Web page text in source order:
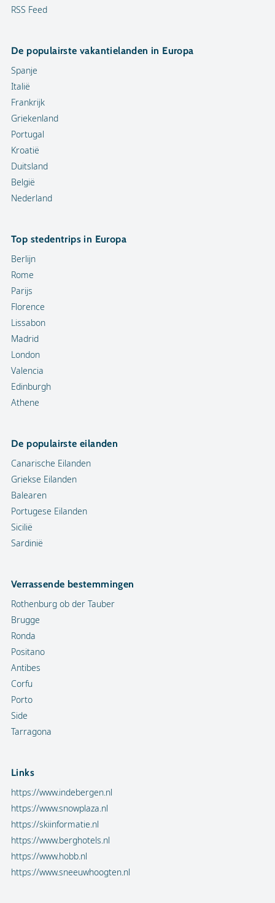
RSS Feed
De populairste vakantielanden in Europa
Spanje
Italië
Frankrijk
Griekenland
Portugal
Kroatië
Duitsland
België
Nederland
Top stedentrips in Europa
Berlijn
Rome
Parijs
Florence
Lissabon
Madrid
London
Valencia
Edinburgh
Athene
De populairste eilanden
Canarische Eilanden
Griekse Eilanden
Balearen
Portugese Eilanden
Sicilië
Sardinië
Verrassende bestemmingen
Rothenburg ob der Tauber
Brugge
Ronda
Positano
Antibes
Corfu
Porto
Side
Tarragona
Links
https://www.indebergen.nl
https://www.snowplaza.nl
https://skiinformatie.nl
https://www.berghotels.nl
https://www.hobb.nl
https://www.sneeuwhoogten.nl